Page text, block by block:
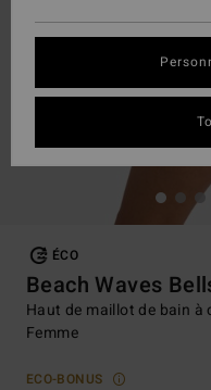
ÉCO
Beach Waves
Haut de maillot de bain à
Femme
ECO-BONUS